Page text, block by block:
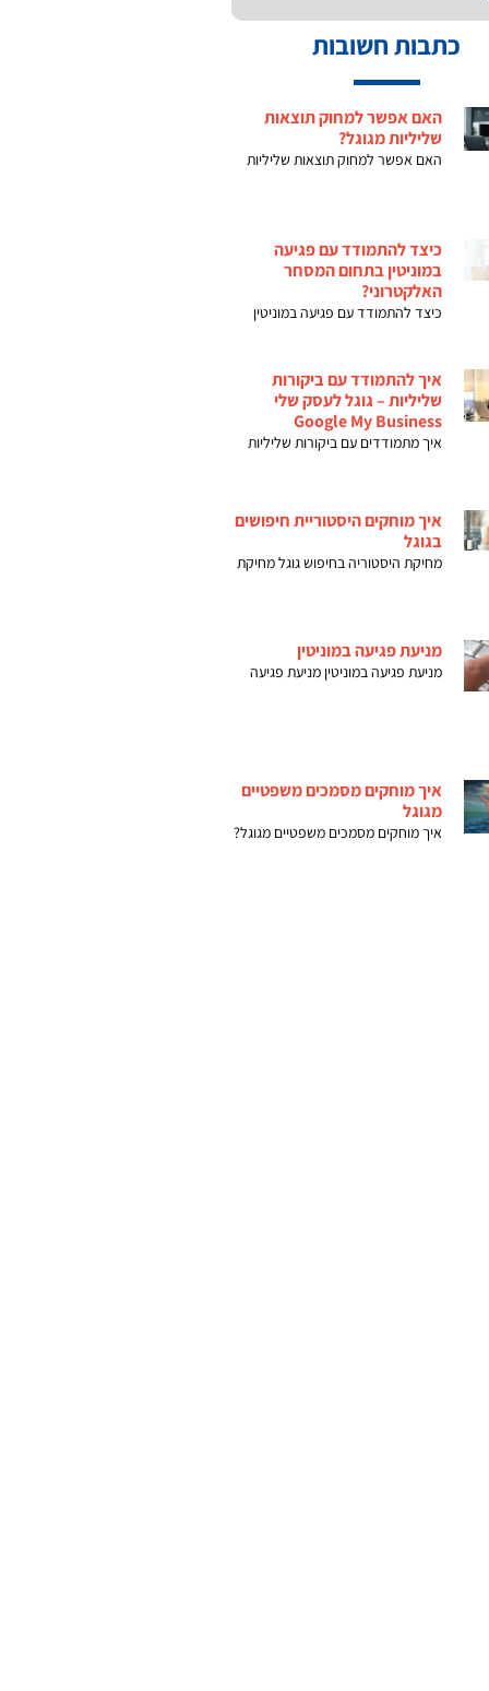
כתבות חשובות
האם אפשר למחוק תוצאות
שליליות מגוגל?
האם אפשר למחוק תוצאות שליליות
כיצד להתמודד עם פגיעה
במוניטין בתחום המסחר
האלקטרוני?
כיצד להתמודד עם פגיעה במוניטין
איך להתמודד עם ביקורות
שליליות – גוגל לעסק שלי
Google My Business
איך מתמודדים עם ביקורות שליליות
איך מוחקים היסטוריית חיפושים
בגוגל
מחיקת היסטוריה בחיפוש גוגל מחיקת
מניעת פגיעה במוניטין
מניעת פגיעה במוניטין מניעת פגיעה
איך מוחקים מסמכים משפטיים
מגוגל
איך מוחקים מסמכים משפטיים מגוגל?